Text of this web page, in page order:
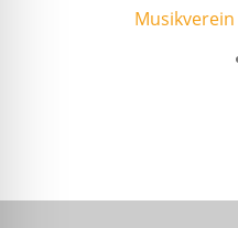
Musikverein